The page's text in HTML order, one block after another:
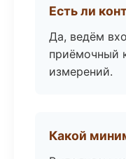
Есть ли
Да, ведём
приёмочный
измерений.
Какой